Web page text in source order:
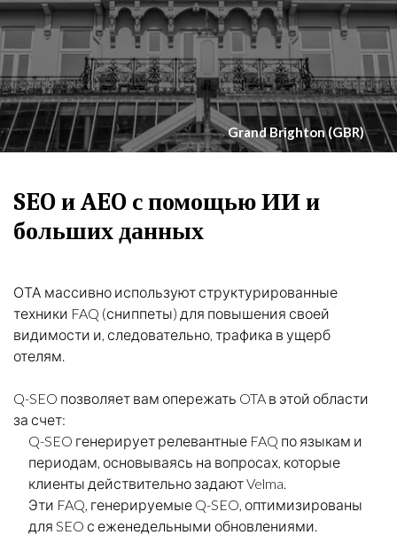
Grand Brighton (GBR)
SEO и AEO с помощью ИИ и
больших данных
ОТА массивно используют структурированные
техники FAQ (сниппеты) для повышения своей
видимости и, следовательно, трафика в ущерб
отелям.
Q-SEO позволяет вам опережать OTA в этой области
за счет:
Q-SEO генерирует релевантные FAQ по языкам и
периодам, основываясь на вопросах, которые
клиенты действительно задают Velma.
Эти FAQ, генерируемые Q-SEO, оптимизированы
для SEO с еженедельными обновлениями.